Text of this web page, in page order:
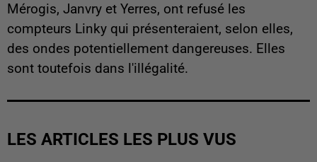
Mérogis, Janvry et Yerres, ont refusé les
compteurs Linky qui présenteraient, selon elles,
des ondes potentiellement dangereuses. Elles
sont toutefois dans l'illégalité.
LES ARTICLES LES PLUS VUS